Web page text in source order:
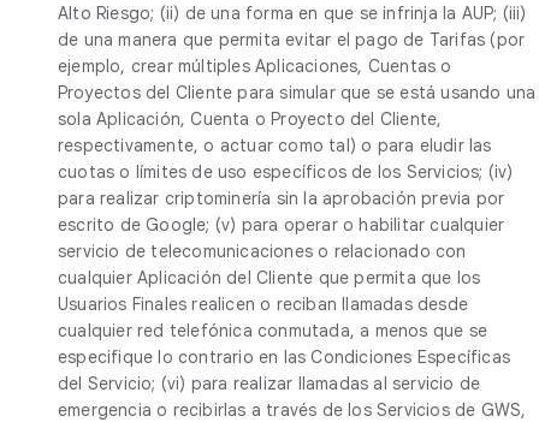
Alto Riesgo; (ii) de una forma en que se infrinja la AUP; (iii)
de una manera que permita evitar el pago de Tarifas (por
ejemplo, crear múltiples Aplicaciones, Cuentas o
Proyectos del Cliente para simular que se está usando una
sola Aplicación, Cuenta o Proyecto del Cliente,
respectivamente, o actuar como tal) o para eludir las
cuotas o límites de uso específicos de los Servicios; (iv)
para realizar criptominería sin la aprobación previa por
escrito de Google; (v) para operar o habilitar cualquier
servicio de telecomunicaciones o relacionado con
cualquier Aplicación del Cliente que permita que los
Usuarios Finales realicen o reciban llamadas desde
cualquier red telefónica conmutada, a menos que se
especifique lo contrario en las Condiciones Específicas
del Servicio; (vi) para realizar llamadas al servicio de
emergencia o recibirlas a través de los Servicios de GWS,